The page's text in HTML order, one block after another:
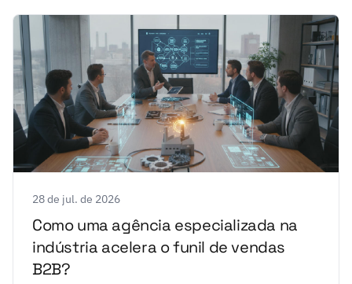
28 de jul. de 2026
Como uma agência especializada na
indústria acelera o funil de vendas
B2B?